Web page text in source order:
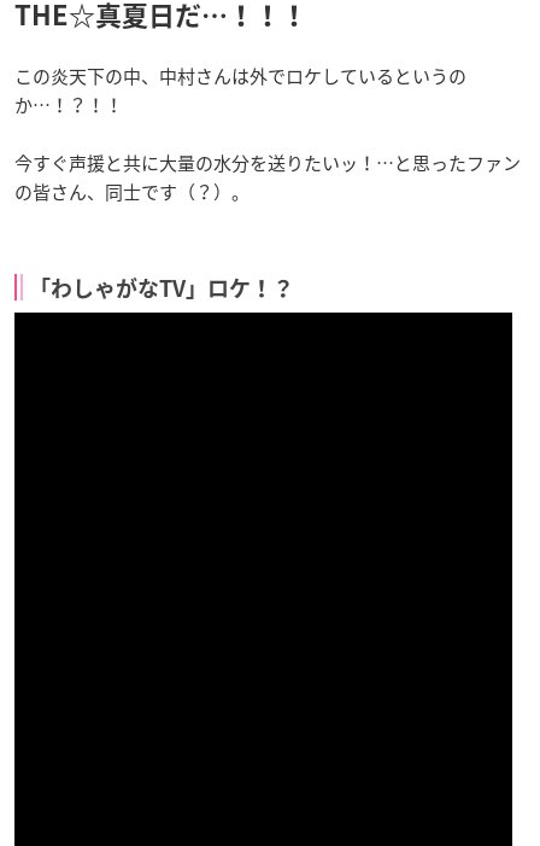
THE☆真夏日だ…！！！
この炎天下の中、中村さんは外でロケしているというの
か…！？！！
今すぐ声援と共に大量の水分を送りたいッ！…と思ったファン
の皆さん、同士です（？）。
「わしゃがなTV」ロケ！？